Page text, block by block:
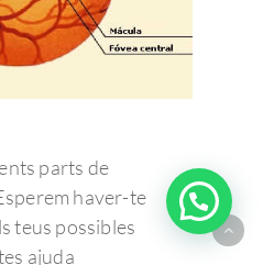
parts de
haver-te
teus possibles
ajuda
alguna duda?